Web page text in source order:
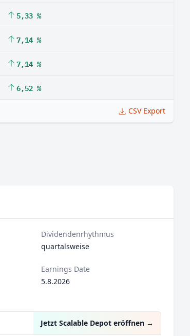
5,33 %
7,14 %
7,14 %
6,52 %
CSV Export
Dividendenrhythmus
quartalsweise
Earnings Date
5.8.2026
Jetzt Scalable Depot eröffnen →